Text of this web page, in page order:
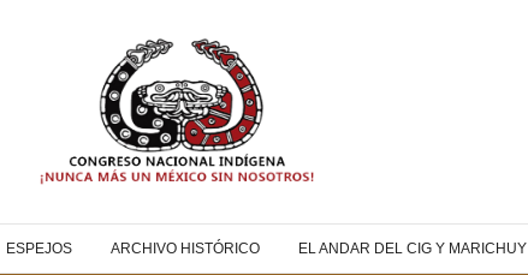
ESPEJOS ARCHIVO HISTÓRICO EL ANDAR DEL CIG Y MARICHUY